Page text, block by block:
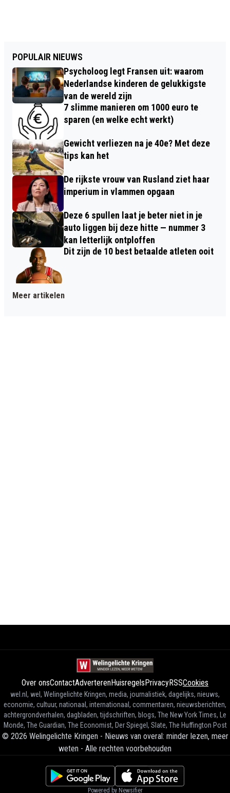
POPULAIR NIEUWS
Psycholoog legt Fransen uit: waarom
Nederlandse kinderen de gelukkigste
van de wereld zijn
7 slimme manieren om 1000 euro te
sparen (en welke echt werkt)
Gewicht verliezen na je 40e? Met deze
tips kan het
De rijkste vrouw van Rusland ziet haar
imperium in vlammen opgaan
Deze 6 spullen laat je beter niet in je
auto liggen bij deze hitte — nummer 3
kan letterlijk ontploffen
Dit zijn de 10 best betaalde atleten ooit
Meer artikelen
Over onsContactAdverterenHuisregelsPrivacyRSSCookies
wel.nl, wel, Welingelichte Kringen, media, journalistiek, dagelijks, nieuws,
economie, cultuur, nationaal, internationaal, commentaren, nieuwsberichten,
achtergrondverhalen, dagbladen, tijdschriften, blogs, The New York Times, Le
Monde, The Guardian, The Economist, Der Spiegel, Slate, The Huffington Post
© 2026 Welingelichte Kringen - Nieuws van overal: minder lezen, meer
weten - Alle rechten voorbehouden
Powered by Newsifier